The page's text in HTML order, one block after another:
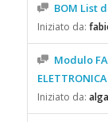
BOM List
Iniziato da:
Modulo
Iniziato da: alga